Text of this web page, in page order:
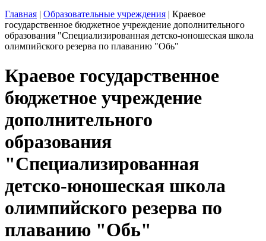
Главная | Образовательные учреждения | Краевое
государственное бюджетное учреждение дополнительного
образования "Специализированная детско-юношеская школа
олимпийского резерва по плаванию "Обь"
Краевое государственное
бюджетное учреждение
дополнительного
образования
"Специализированная
детско-юношеская школа
олимпийского резерва по
плаванию "Обь"